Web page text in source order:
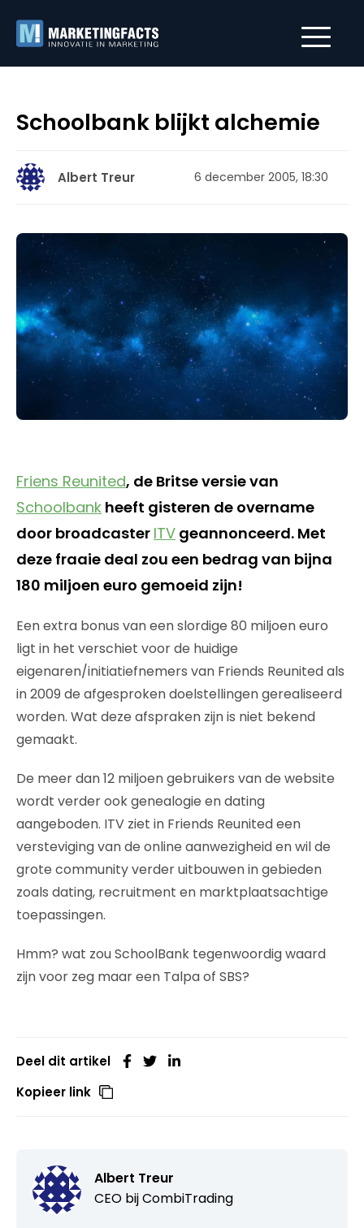
Schoolbank blijkt alchemie
Albert Treur 6 december 2005, 18:30
Friens Reunited, de Britse versie van
Schoolbank heeft gisteren de overname
door broadcaster ITV geannonceerd. Met
deze fraaie deal zou een bedrag van bijna
180 miljoen euro gemoeid zijn!
Een extra bonus van een slordige 80 miljoen euro
ligt in het verschiet voor de huidige
eigenaren/initiatiefnemers van Friends Reunited als
in 2009 de afgesproken doelstellingen gerealiseerd
worden. Wat deze afspraken zijn is niet bekend
gemaakt.
De meer dan 12 miljoen gebruikers van de website
wordt verder ook genealogie en dating
aangeboden. ITV ziet in Friends Reunited een
versteviging van de online aanwezigheid en wil de
grote community verder uitbouwen in gebieden
zoals dating, recruitment en marktplaatsachtige
toepassingen.
Hmm? wat zou SchoolBank tegenwoordig waard
zijn voor zeg maar een Talpa of SBS?
Deel dit artikel
Kopieer link
Albert Treur
CEO bijCombiTrading